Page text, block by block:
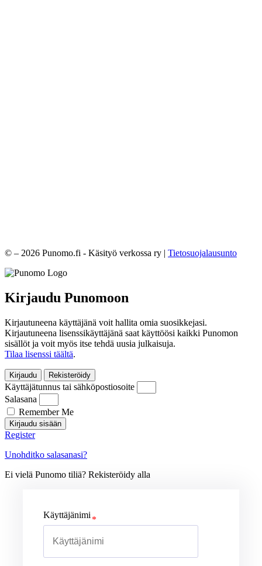
© – 2026 Punomo.fi - Käsityö verkossa ry | Tietosuojalausunto
Kirjaudu Punomoon
Kirjautuneena käyttäjänä voit hallita omia suosikkejasi.
Kirjautuneena lisenssikäyttäjänä saat käyttöösi kaikki Punomon
sisällöt ja voit myös itse tehdä uusia julkaisuja.
Tilaa lisenssi täältä.
Kirjaudu Rekisteröidy
Käyttäjätunnus tai sähköpostiosoite
Salasana
Remember Me
Kirjaudu sisään
Register
Unohditko salasanasi?
Ei vielä Punomo tiliä? Rekisteröidy alla
Käyttäjänimi